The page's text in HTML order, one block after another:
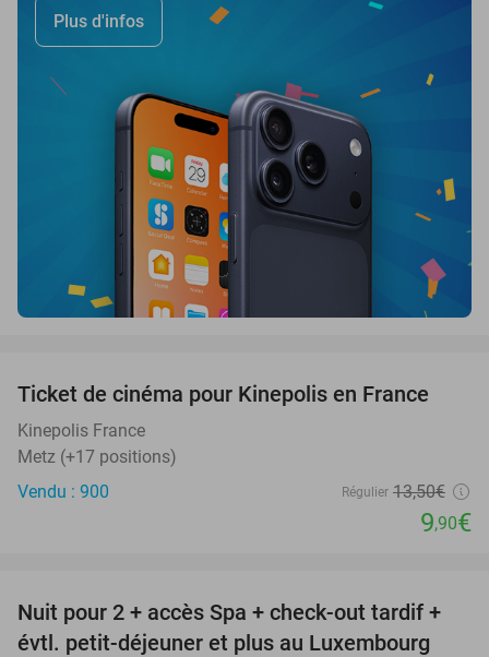
Plus d'infos
27%
OUT
Ticket de cinéma pour Kinepolis en France
Kinepolis France
Metz (+17 positions)
Vendu : 900
Régulier 13,50€
9,90€
17%
Nuit pour 2 + accès Spa + check-out tardif +
évtl. petit-déjeuner et plus au Luxembourg